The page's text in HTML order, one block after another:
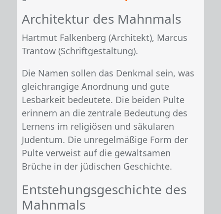
Architektur des Mahnmals
Hartmut Falkenberg (Architekt), Marcus
Trantow (Schriftgestaltung).
Die Namen sollen das Denkmal sein, was
gleichrangige Anordnung und gute
Lesbarkeit bedeutete. Die beiden Pulte
erinnern an die zentrale Bedeutung des
Lernens im religiösen und säkularen
Judentum. Die unregelmäßige Form der
Pulte verweist auf die gewaltsamen
Brüche in der jüdischen Geschichte.
Entstehungsgeschichte des
Mahnmals